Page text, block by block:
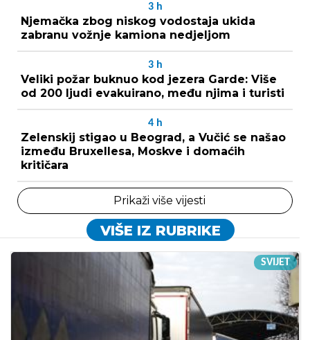
3 h
Njemačka zbog niskog vodostaja ukida
zabranu vožnje kamiona nedjeljom
3 h
Veliki požar buknuo kod jezera Garde: Više
od 200 ljudi evakuirano, među njima i turisti
4 h
Zelenskij stigao u Beograd, a Vučić se našao
između Bruxellesa, Moskve i domaćih
kritičara
Prikaži više vijesti
VIŠE IZ RUBRIKE
SVIJET